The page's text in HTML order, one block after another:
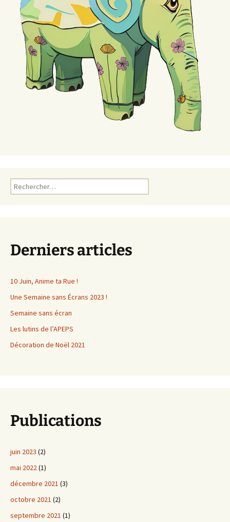
Rechercher :
Derniers articles
10 Juin, Anime ta Rue !
Une Semaine sans Écrans 2023 !
Semaine sans écran
Les lutins de l’APEPS
Décoration de Noël 2021
Publications
juin 2023 (2)
mai 2022 (1)
décembre 2021 (3)
octobre 2021 (2)
septembre 2021 (1)